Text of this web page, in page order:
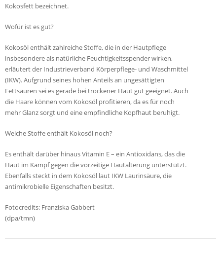
Kokosfett bezeichnet.
Wofür ist es gut?
Kokosöl enthält zahlreiche Stoffe, die in der Hautpflege
insbesondere als natürliche Feuchtigkeitsspender wirken,
erläutert der Industrieverband Körperpflege- und Waschmittel
(IKW). Aufgrund seines hohen Anteils an ungesättigten
Fettsäuren sei es gerade bei trockener Haut gut geeignet. Auch
die Haare können vom Kokosöl profitieren, da es für noch
mehr Glanz sorgt und eine empfindliche Kopfhaut beruhigt.
Welche Stoffe enthält Kokosöl noch?
Es enthält darüber hinaus Vitamin E – ein Antioxidans, das die
Haut im Kampf gegen die vorzeitige Hautalterung unterstützt.
Ebenfalls steckt in dem Kokosöl laut IKW Laurinsäure, die
antimikrobielle Eigenschaften besitzt.
Fotocredits: Franziska Gabbert
(dpa/tmn)